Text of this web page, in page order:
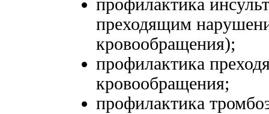
профилактика
преходящим
кровообращения);
профилактика
кровообращения;
профилактика